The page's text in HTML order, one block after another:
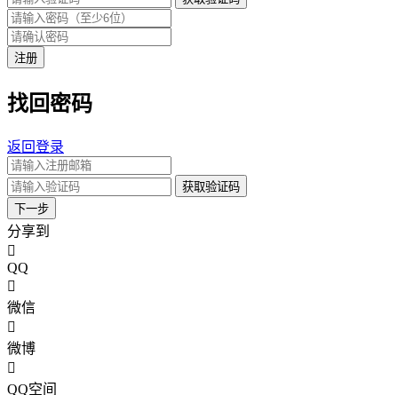
注册
找回密码
返回登录
获取验证码
下一步
分享到
QQ
微信
微博
QQ空间